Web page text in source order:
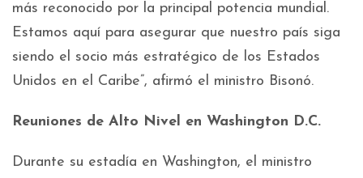
más reconocido por la principal potencia mundial.
Estamos aquí para asegurar que nuestro país siga
siendo el socio más estratégico de los Estados
Unidos en el Caribe”, afirmó el ministro Bisonó.
Reuniones de Alto Nivel en Washington D.C.
Durante su estadía en Washington, el ministro